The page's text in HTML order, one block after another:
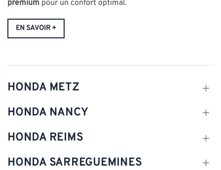
premium pour un confort optimal.
EN SAVOIR +
HONDA METZ
HONDA NANCY
HONDA REIMS
HONDA SARREGUEMINES